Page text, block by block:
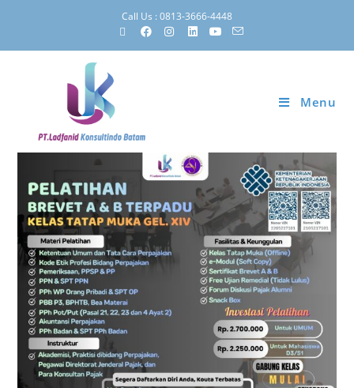
Call Us : 0813-3666-4448
Menu